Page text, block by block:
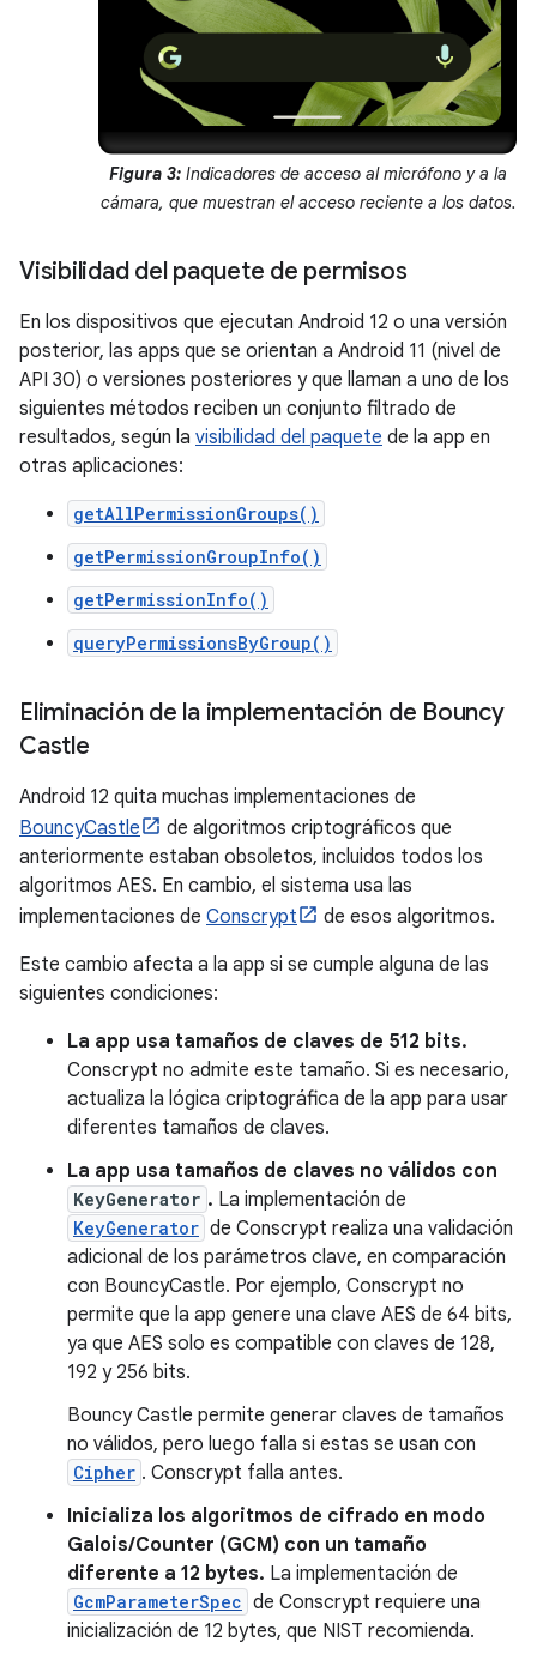
Figura 3: Indicadores de acceso al micrófono y a la
cámara, que muestran el acceso reciente a los datos.
Visibilidad del paquete de permisos
En los dispositivos que ejecutan Android 12 o una versión
posterior, las apps que se orientan a Android 11 (nivel de
API 30) o versiones posteriores y que llaman a uno de los
siguientes métodos reciben un conjunto filtrado de
resultados, según la visibilidad del paquete de la app en
otras aplicaciones:
getAllPermissionGroups()
getPermissionGroupInfo()
getPermissionInfo()
queryPermissionsByGroup()
Eliminación de la implementación de Bouncy
Castle
Android 12 quita muchas implementaciones de
BouncyCastle
de algoritmos criptográficos que
anteriormente estaban obsoletos, incluidos todos los
algoritmos AES. En cambio, el sistema usa las
implementaciones de Conscrypt
de esos algoritmos.
Este cambio afecta a la app si se cumple alguna de las
siguientes condiciones:
La app usa tamaños de claves de 512 bits.
Conscrypt no admite este tamaño. Si es necesario,
actualiza la lógica criptográfica de la app para usar
diferentes tamaños de claves.
La app usa tamaños de claves no válidos con
KeyGenerator . La implementación de
KeyGenerator de Conscrypt realiza una validación
adicional de los parámetros clave, en comparación
con BouncyCastle. Por ejemplo, Conscrypt no
permite que la app genere una clave AES de 64 bits,
ya que AES solo es compatible con claves de 128,
192 y 256 bits.
Bouncy Castle permite generar claves de tamaños
no válidos, pero luego falla si estas se usan con
Cipher . Conscrypt falla antes.
Inicializa los algoritmos de cifrado en modo
Galois/Counter (GCM) con un tamaño
diferente a 12 bytes. La implementación de
GcmParameterSpec de Conscrypt requiere una
inicialización de 12 bytes, que NIST recomienda.